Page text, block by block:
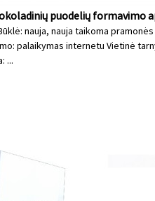
puodelių formavimo
nauja, nauja taikoma
palaikymas internetu Vietinė
...